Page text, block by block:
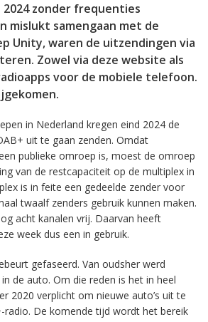
zonder frequenties
mislukt samengaan met de
Unity, waren de uitzendingen via
Zowel via deze website als
voor de mobiele telefoon.
in Nederland kregen eind 2024 de
uit te gaan zenden. Omdat
publieke omroep is, moest de omroep
van de restcapaciteit op de multiplex in
is in feite een gedeelde zender voor
twaalf zenders gebruik kunnen maken.
acht kanalen vrij. Daarvan heeft
week dus een in gebruik.
gefaseerd. Van oudsher werd
de auto. Om die reden is het in heel
2020 verplicht om nieuwe auto’s uit te
radio. De komende tijd wordt het bereik